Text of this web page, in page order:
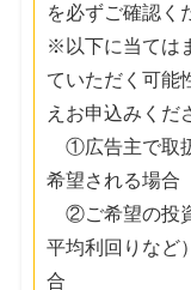
を必ずご確認く
※以下に当ては
ていただく可能
えお申込みくだ
①広告主で取
希望される場合
②ご希望の投
平均利回りなど
合